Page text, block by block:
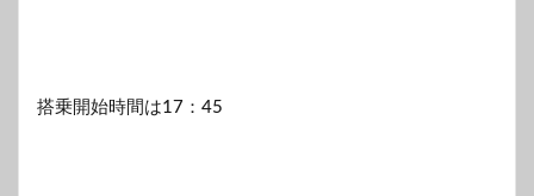
搭乗開始時間は17：45